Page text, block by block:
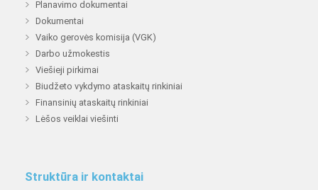
Planavimo dokumentai
Dokumentai
Vaiko gerovės komisija (VGK)
Darbo užmokestis
Viešieji pirkimai
Biudžeto vykdymo ataskaitų rinkiniai
Finansinių ataskaitų rinkiniai
Lėšos veiklai viešinti
Struktūra ir kontaktai